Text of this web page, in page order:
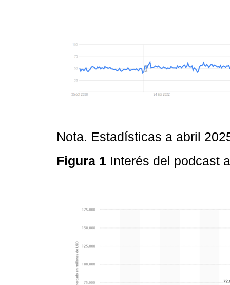
Nota. Estadísticas a abril
Figura 1 Interés del podcast